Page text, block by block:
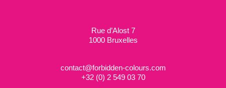
Rue d’Alost 7
1000 Bruxelles
contact@forbidden-colours.com
+32 (0) 2 549 03 70